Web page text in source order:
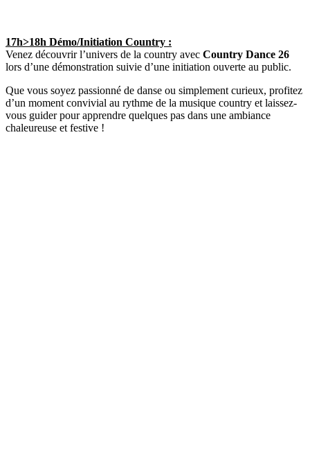
17h>18h Démo/Initiation Country :
Venez découvrir l’univers de la country avec Country Dance 26
lors d’une démonstration suivie d’une initiation ouverte au public.
Que vous soyez passionné de danse ou simplement curieux, profitez
d’un moment convivial au rythme de la musique country et laissez-
vous guider pour apprendre quelques pas dans une ambiance
chaleureuse et festive !